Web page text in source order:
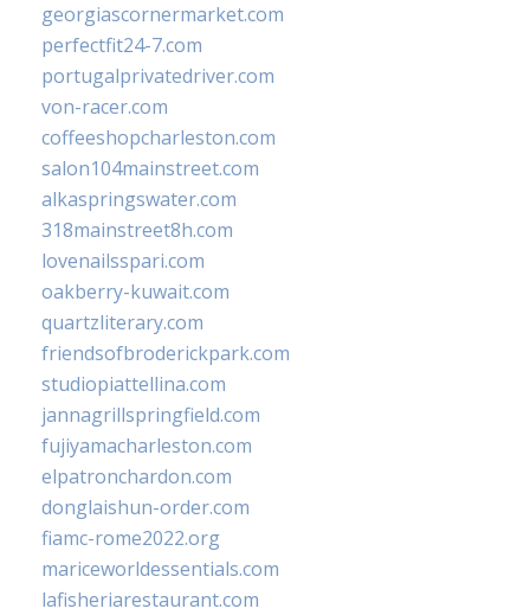
georgiascornermarket.com
perfectfit24-7.com
portugalprivatedriver.com
von-racer.com
coffeeshopcharleston.com
salon104mainstreet.com
alkaspringswater.com
318mainstreet8h.com
lovenailsspari.com
oakberry-kuwait.com
quartzliterary.com
friendsofbroderickpark.com
studiopiattellina.com
jannagrillspringfield.com
fujiyamacharleston.com
elpatronchardon.com
donglaishun-order.com
fiamc-rome2022.org
mariceworldessentials.com
lafisheriarestaurant.com